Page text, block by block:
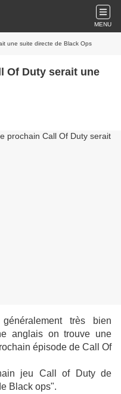
MENU
une suite directe de Black Ops
Of Duty serait une
très bien
anglais on trouve une
épisode de Call Of
jeu Call of Duty de
Black ops".